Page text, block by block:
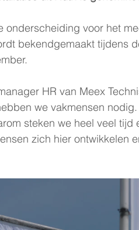
onderscheiding voor het
bekendgemaakt tijdens
HR van Meex
we vakmensen
steken we heel veel
zich hier ontwikkelen